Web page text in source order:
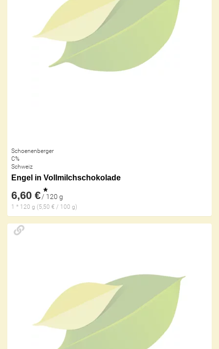
Schoenenberger
C%
Schweiz
Engel in Vollmilchschokolade
6,60 € *
/ 120 g
1 * 120 g (5,50 € / 100 g)